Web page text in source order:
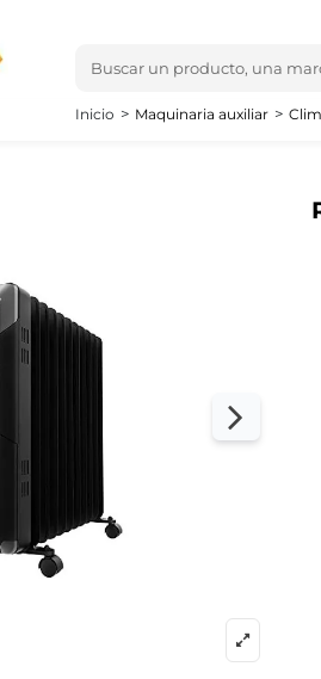
Inicio Maquinaria auxiliar